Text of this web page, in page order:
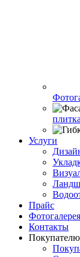
Услуги
Прайс
Фотогалерея
Контакты
Покупателю